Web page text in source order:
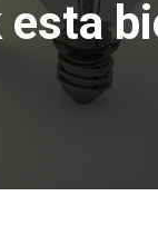
esta